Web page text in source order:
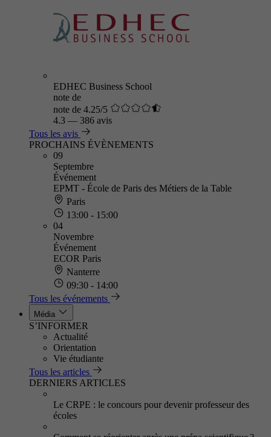
EDHEC Business School
note de
note de 4.25/5
4.3 — 386 avis
Tous les avis
PROCHAINS ÉVÈNEMENTS
09
Septembre
Événement
EPMT - École de Paris des Métiers de la Table
Paris
13:00 - 15:00
04
Novembre
Événement
ECOR Paris
Nanterre
09:30 - 14:00
Tous les événements
Média
S’INFORMER
Actualité
Orientation
Vie étudiante
Tous les articles
DERNIERS ARTICLES
Le CRPE : le concours pour devenir professeur des
écoles